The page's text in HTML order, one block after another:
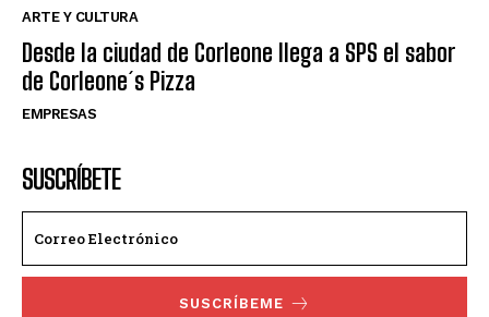
ARTE Y CULTURA
Desde la ciudad de Corleone llega a SPS el sabor
de Corleone´s Pizza
EMPRESAS
SUSCRÍBETE
SUSCRÍBEME